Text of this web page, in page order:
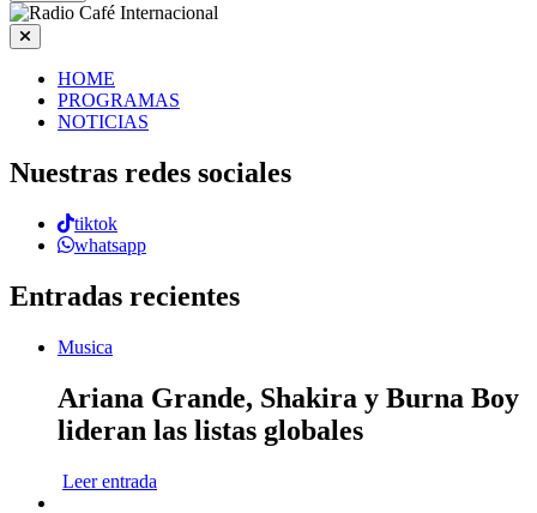
HOME
PROGRAMAS
NOTICIAS
Nuestras redes sociales
tiktok
whatsapp
Entradas recientes
Musica
Ariana Grande, Shakira y Burna Boy
lideran las listas globales
Leer entrada